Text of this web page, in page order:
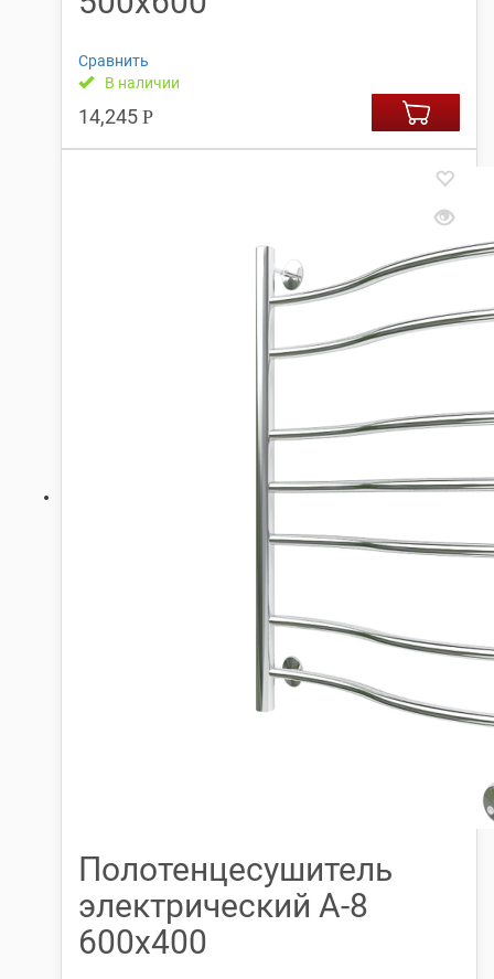
Сравнить
В наличии
14,245 Р
Полотенцесушитель
электрический А-8
600х400